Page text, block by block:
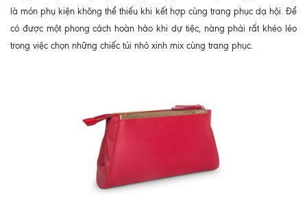
là món phụ kiện không thể thiếu khi kết hợp cùng trang phục dạ hội. Để
có được một phong cách hoàn hảo khi dự tiệc, nàng phải rất khéo léo
trong việc chọn những chiếc túi nhỏ xinh mix cùng trang phục.